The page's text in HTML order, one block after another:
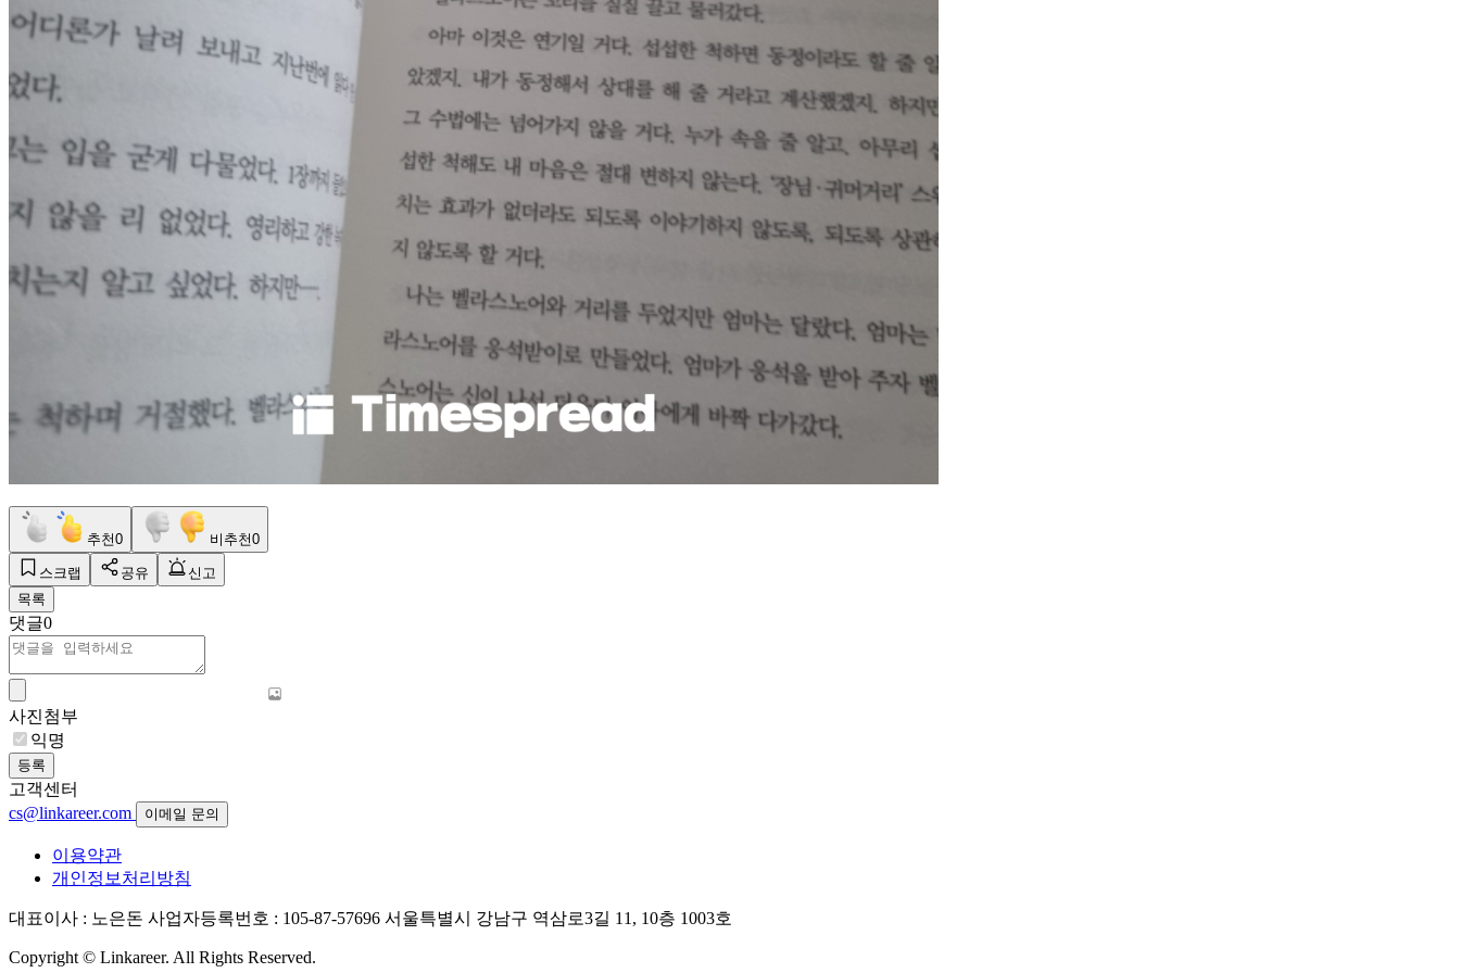
추천0 비추천0
스크랩 공유
신고
목록
댓글0
사진첨부
익명
등록
고객센터
cs@linkareer.com
이메일 문의
이용약관
개인정보처리방침
대표이사 : 노은돈 사업자등록번호 : 105-87-57696 서울특별시 강남구 역삼로3길 11, 10층 1003호
Copyright © Linkareer. All Rights Reserved.